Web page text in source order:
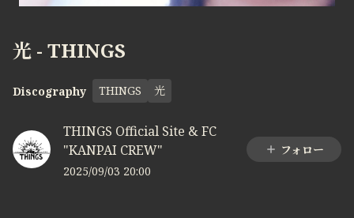
光 - THINGS
Discography THINGS 光
THINGS Official Site & FC
"KANPAI CREW"
2025/09/03 20:00
フォロー